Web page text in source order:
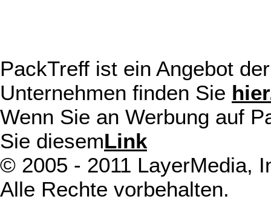
PackTreff ist ein Angebot
Unternehmen finden Sie
Wenn Sie an Werbung auf
Sie diesemLink
© 2005 - 2011 LayerMedia,
Alle Rechte vorbehalten.